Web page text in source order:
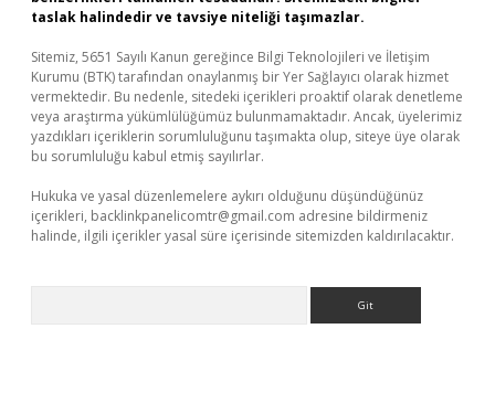
taslak halindedir ve tavsiye niteliği taşımazlar.
Sitemiz, 5651 Sayılı Kanun gereğince Bilgi Teknolojileri ve İletişim
Kurumu (BTK) tarafından onaylanmış bir Yer Sağlayıcı olarak hizmet
vermektedir. Bu nedenle, sitedeki içerikleri proaktif olarak denetleme
veya araştırma yükümlülüğümüz bulunmamaktadır. Ancak, üyelerimiz
yazdıkları içeriklerin sorumluluğunu taşımakta olup, siteye üye olarak
bu sorumluluğu kabul etmiş sayılırlar.
Hukuka ve yasal düzenlemelere aykırı olduğunu düşündüğünüz
içerikleri, backlinkpanelicomtr@gmail.com adresine bildirmeniz
halinde, ilgili içerikler yasal süre içerisinde sitemizden kaldırılacaktır.